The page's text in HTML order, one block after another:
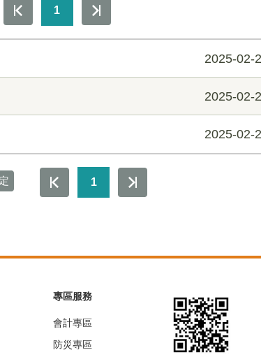
1
2025-02-
2025-02-
2025-02-
1
專區服務
會計專區
防災專區